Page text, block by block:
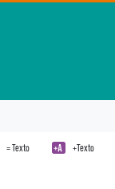
= Texto +Texto